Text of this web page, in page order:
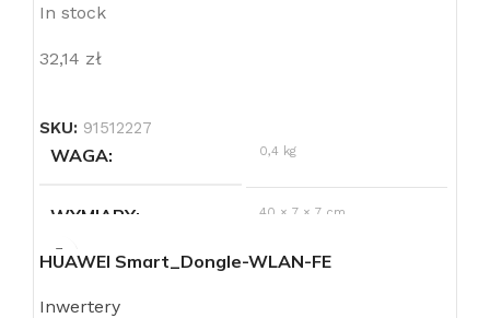
POJEMNOŚĆ
OCHRONY (IP)
PRACY
CZAS
>6000 cykli
In stock
32,14 zł
SKU: 91512227
WAGA 0,4 kg
WYMIARY 40 × 7 × 7 cm
HUAWEI Smart_Dongle-WLAN-FE
Inwertery